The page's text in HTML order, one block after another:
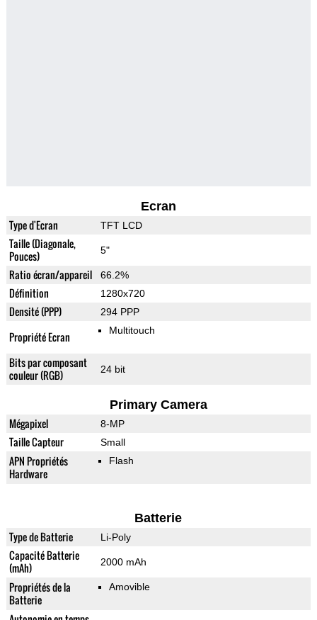
Ecran
Type d'Ecran TFT LCD
Taille (Diagonale,
Pouces)
5"
Ratio écran/appareil 66.2%
Définition 1280x720
Densité (PPP) 294 PPP
Propriété Ecran Multitouch
Bits par composant
couleur (RGB)
24 bit
Primary Camera
Mégapixel 8-MP
Taille Capteur Small
APN Propriétés
Hardware
Flash
Batterie
Type de Batterie Li-Poly
Capacité Batterie
(mAh)
2000 mAh
Propriétés de la
Batterie
Amovible